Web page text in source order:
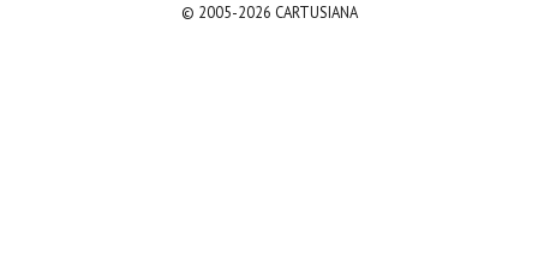
© 2005-2026 CARTUSIANA